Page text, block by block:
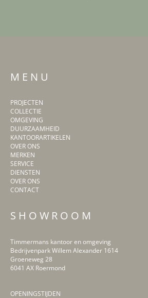
M E N U
PROJECTEN
COLLECTIE
OMGEVING
DUURZAAMHEID
KANTOORARTIKELEN
OVER ONS
MERKEN
SERVICE
DIENSTEN
OVER ONS
CONTACT
S H O W R O O M
Timmermans kantoor en omgeving
Bedrijvenpark Willem Alexander 1614
Groeneweg 28
6041 AX Roermond
OPENINGSTIJDEN